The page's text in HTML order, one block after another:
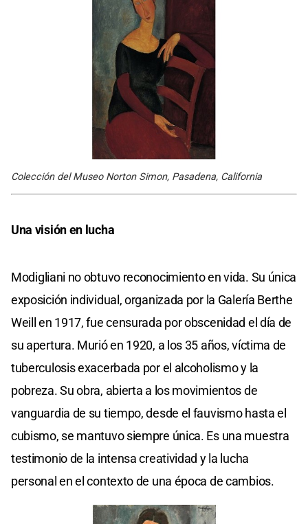
Colección del Museo Norton Simon, Pasadena, California
Una visión en lucha
Modigliani no obtuvo reconocimiento en vida. Su única
exposición individual, organizada por la Galería Berthe
Weill en 1917, fue censurada por obscenidad el día de
su apertura. Murió en 1920, a los 35 años, víctima de
tuberculosis exacerbada por el alcoholismo y la
pobreza. Su obra, abierta a los movimientos de
vanguardia de su tiempo, desde el fauvismo hasta el
cubismo, se mantuvo siempre única. Es una muestra
testimonio de la intensa creatividad y la lucha
personal en el contexto de una época de cambios.